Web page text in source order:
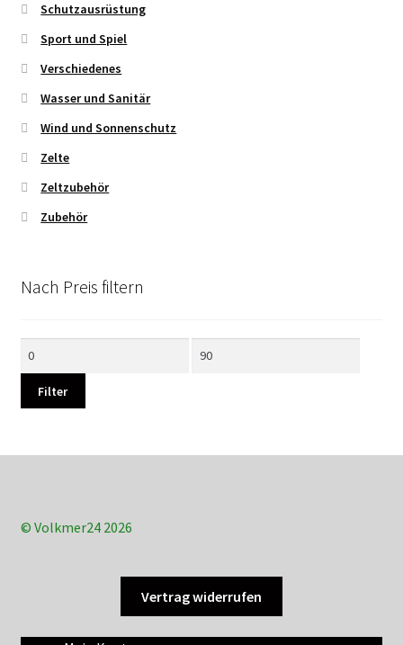
Schutzausrüstung
Sport und Spiel
Verschiedenes
Wasser und Sanitär
Wind und Sonnenschutz
Zelte
Zeltzubehör
Zubehör
Nach Preis filtern
Filter
© Volkmer24 2026
Vertrag widerrufen